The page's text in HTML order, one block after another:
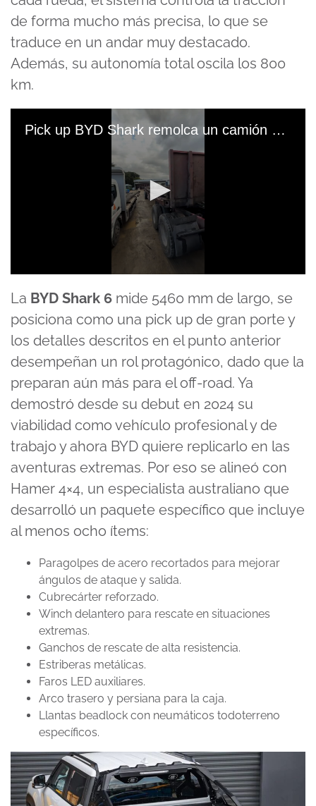
de forma mucho más precisa, lo que se
traduce en un andar muy destacado.
Además, su autonomía total oscila los 800
km.
Pick up BYD Shark remolca un camión que pesa 40 toneladas
seconds
of
minute,
57
seconds
La BYD Shark 6 mide 5460 mm de largo, se
posiciona como una pick up de gran porte y
los detalles descritos en el punto anterior
desempeñan un rol protagónico, dado que la
preparan aún más para el off-road. Ya
demostró desde su debut en 2024 su
viabilidad como vehículo profesional y de
trabajo y ahora BYD quiere replicarlo en las
aventuras extremas. Por eso se alineó con
Hamer 4×4, un especialista australiano que
desarrolló un paquete específico que incluye
al menos ocho ítems:
Paragolpes de acero recortados para mejorar
ángulos de ataque y salida.
Cubrecárter reforzado.
Winch delantero para rescate en situaciones
extremas.
Ganchos de rescate de alta resistencia.
Estriberas metálicas.
Faros LED auxiliares.
Arco trasero y persiana para la caja.
Llantas beadlock con neumáticos todoterreno
específicos.